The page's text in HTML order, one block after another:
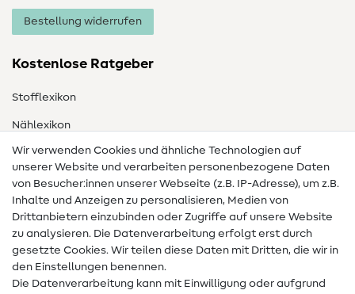
Bestellung widerrufen
Kostenlose Ratgeber
Stofflexikon
Nählexikon
Nähanleitungen
Hilfe & Kontakt
Kontakt
Infos zum Betreiberwechsel
Wir verwenden Cookies und ähnliche Technologien auf
unserer Website und verarbeiten personenbezogene Daten
von Besucher:innen unserer Webseite (z.B. IP-Adresse), um z.B.
Inhalte und Anzeigen zu personalisieren, Medien von
Drittanbietern einzubinden oder Zugriffe auf unsere Website
zu analysieren. Die Datenverarbeitung erfolgt erst durch
gesetzte Cookies. Wir teilen diese Daten mit Dritten, die wir in
den Einstellungen benennen.
Die Datenverarbeitung kann mit Einwilligung oder aufgrund